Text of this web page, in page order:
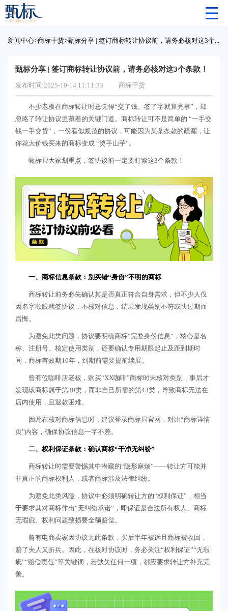
新闻中心>商标干货> 甄标分享 | 签订商标转让协议前，请务必核对这3个条款！
甄标分享 | 签订商标转让协议前，请务必核对这3个条款！
发布时间:2025-10-14 11:11:33 商标干货
不少老板在商标转让时总觉得“交了钱、签了字就算完事”，却
忽略了转让协议里藏着的关键门道。商标转让可不是简单的 “一手交
钱一手交货”，一份看似规范的协议，可能因为某条条款的疏漏，让
你花大价钱买来的商标变成 “烫手山芋”。
甄标帮大家划重点，签协议前一定要盯紧这3个条款！
一、商标信息条款：别买错“身份”不明的商标
商标转让前务必先确认其是否真正符合自身需求，但不少人仅
因名字顺眼就签协议，不核对信息，结果发现类别不符或快过期而
后悔。
为避免此类问题，协议要明确商标“完整身份信息”，核心是名
称、注册号、核定使用类别，还要确认专用期限起止及距到期时
间，商标有效期10年，到期前需要提前续展。
曾有位咖啡店老板，购买“XX咖啡”商标时未核对类别，事后才
发现该商标属于第30类，而非自己所需的第43类，导致商标无法在
店内使用，且退款困难。
因此在核对商标信息时，建议登录商标局官网，对比“商标详情
页”内容，确保协议信息一字不差。
二、权利保证条款：确认商标“干净无纠纷”
商标转让时需要警惕其中潜藏的“隐形麻烦”——转让方可能并
非真正的商标权利人，或者商标涉及法律纠纷。
为避免此类风险，协议中必须明确转让方的“权利保证”，相当
于要求其对商标作出“无纠纷承诺”，即保证是合法所有权人、商标
无瑕疵、权利问题致损要全额赔偿。
曾有电商卖家因协议无此条款，买后半年被诉且商标被收回，
赔了夫人又折兵。因此，在核对协议时，务必关注“权利保证”“无瑕
疵”“赔偿责任”等关键词，若缺失任何一项，都应要求转让方补充完
善。